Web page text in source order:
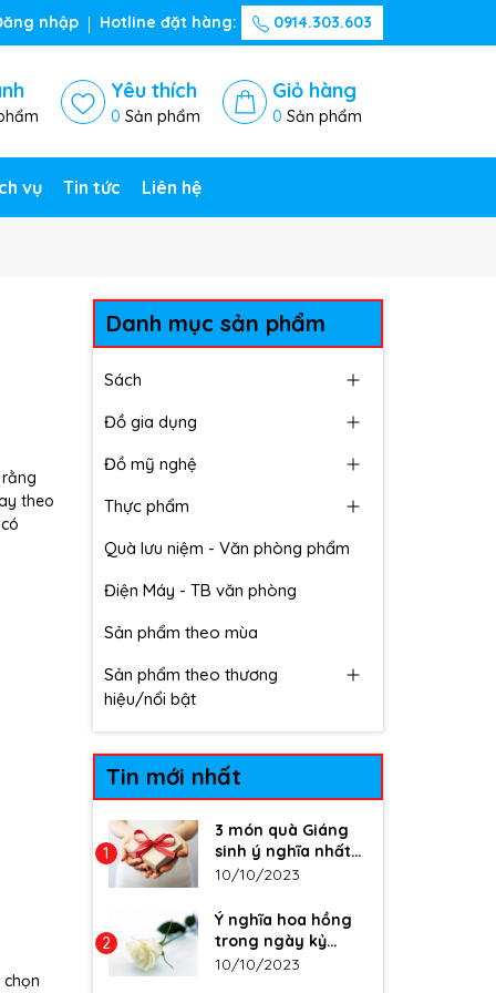
nhập Hotline đặt hàng: 0914.303.603
Yêu thích
0 Sản phẩm
Giỏ hàng
0 Sản phẩm
vụ Tin tức Liên hệ
theo
Danh mục sản phẩm
Sách
Đồ gia dụng
Đồ mỹ nghệ
Thực phẩm
Quà lưu niệm - Văn phòng phẩm
Điện Máy - TB văn phòng
Sản phẩm theo mùa
Sản phẩm theo thương
hiệu/nổi bật
Tin mới nhất
1
3 món quà Giáng
sinh ý nghĩa nhất
dành tặng trong
14/12/2023
10/10/2023
2
Ý nghĩa hoa hồng
trong ngày kỷ
niệm, ngày lễ tình
10/10/2023